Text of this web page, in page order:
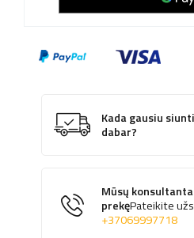
Kada gausiu
dabar?
Mūsų
prekęPateikite
+37069997718